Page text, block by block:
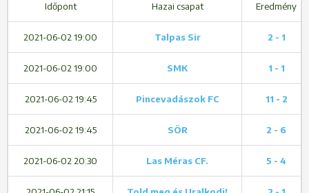
Időpont Hazai csapat Eredmény
2021-06-02 19:00 Talpas Sir 2 - 1
2021-06-02 19:00 SMK 1 - 1
2021-06-02 19:45 Pincevadászok FC 11 - 2
2021-06-02 19:45 SÖR 2 - 6
2021-06-02 20:30 Las Méras CF. 5 - 4